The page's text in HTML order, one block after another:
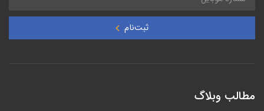
ثبت‌نام
مطالب وبلاگ